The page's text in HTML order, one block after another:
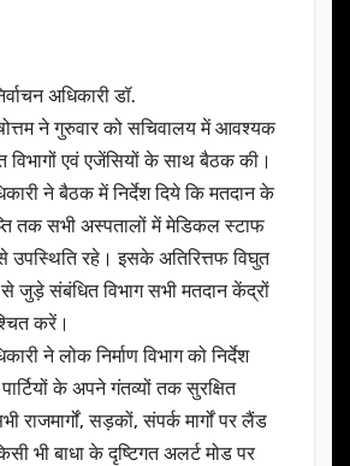
अधिकारी डॉ.
ने गुरुवार को सचिवालय में आवश्यक
एवं एजेंसियों के साथ बैठक की।
ने बैठक में निर्देश दिये कि मतदान के
तक सभी अस्पतालों में मेडिकल स्टाफ
उपस्थिति रहे। इसके अतिरित्तफ विघुत
जुड़े संबंधित विभाग सभी मतदान केंद्रों
करें।
ने लोक निर्माण विभाग को निर्देश
के अपने गंतव्यों तक सुरक्षित
राजमार्गों, सड़कों, संपर्क मार्गों पर लैंड
भी बाधा के दृष्टिगत अलर्ट मोड पर